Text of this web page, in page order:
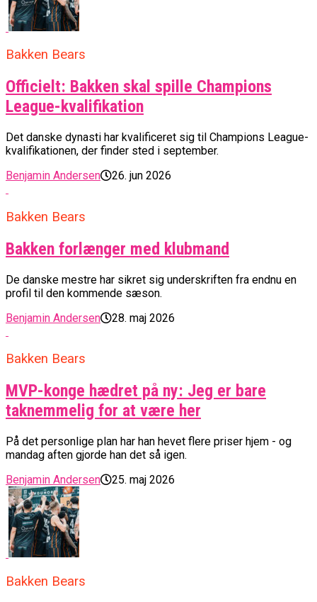
Bakken Bears
Officielt: Bakken skal spille Champions
League-kvalifikation
Det danske dynasti har kvalificeret sig til Champions League-
kvalifikationen, der finder sted i september.
Benjamin Andersen
26. jun 2026
Bakken Bears
Bakken forlænger med klubmand
De danske mestre har sikret sig underskriften fra endnu en
profil til den kommende sæson.
Benjamin Andersen
28. maj 2026
Bakken Bears
MVP-konge hædret på ny: Jeg er bare
taknemmelig for at være her
På det personlige plan har han hevet flere priser hjem - og
mandag aften gjorde han det så igen.
Benjamin Andersen
25. maj 2026
Bakken Bears